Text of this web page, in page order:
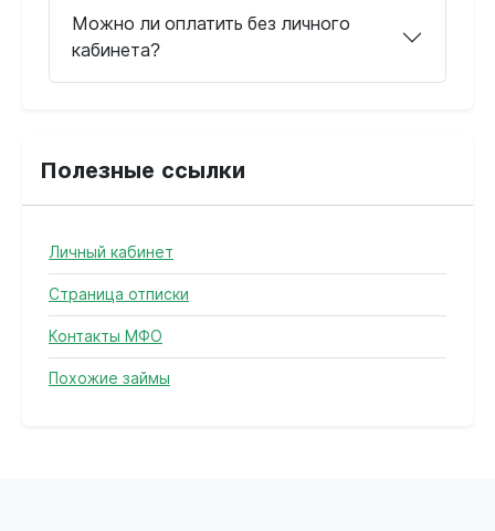
Можно ли оплатить без личного
кабинета?
Полезные ссылки
Личный кабинет
Страница отписки
Контакты МФО
Похожие займы